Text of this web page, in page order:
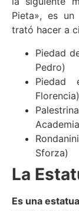
Pieta», es
trató hacer a
Piedad
Pedro)
Piedad
Florencia)
Sforza)
La
Es una